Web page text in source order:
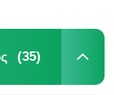
(35)